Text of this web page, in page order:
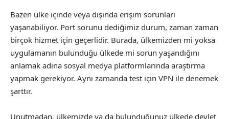
Bazen ülke içinde veya dışında erişim sorunları
yaşanabiliyor. Port sorunu dediğimiz durum, zaman zaman
birçok hizmet için geçerlidir. Burada, ülkemizden mi yoksa
uygulamanın bulunduğu ülkede mi sorun yaşandığını
anlamak adına sosyal medya platformlarında araştırma
yapmak gerekiyor. Aynı zamanda test için VPN ile denemek
şarttır.
Unutmadan, ülkemizde ya da bulunduğunuz ülkede devlet